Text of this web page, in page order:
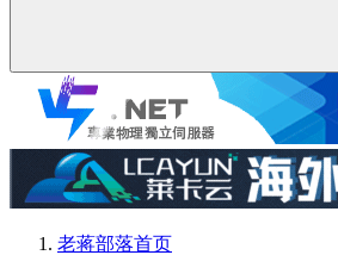
老蒋部落首页